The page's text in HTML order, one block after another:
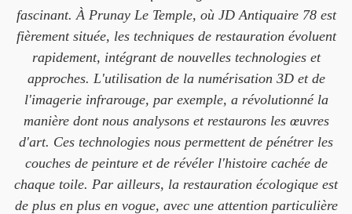
fascinant. À Prunay Le Temple, où JD Antiquaire 78 est
fièrement située, les techniques de restauration évoluent
rapidement, intégrant de nouvelles technologies et
approches. L'utilisation de la numérisation 3D et de
l'imagerie infrarouge, par exemple, a révolutionné la
manière dont nous analysons et restaurons les œuvres
d'art. Ces technologies nous permettent de pénétrer les
couches de peinture et de révéler l'histoire cachée de
chaque toile. Par ailleurs, la restauration écologique est
de plus en plus en vogue, avec une attention particulière